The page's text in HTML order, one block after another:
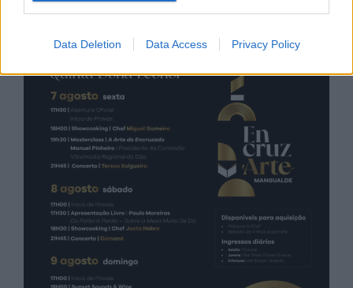
Data Deletion Data Access Privacy Policy